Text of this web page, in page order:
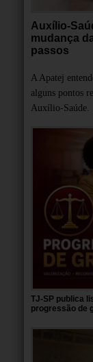
Auxílio-
mudança
passos
A Apatej
alguns pontos
Auxílio-Saúde.
TJ-SP publica
progressão de